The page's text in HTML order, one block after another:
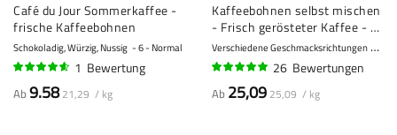
Café du Jour Sommerkaffee -
frische Kaffeebohnen
Schokoladig, Würzig, Nussig 6 - Normal
1 Bewertung
Ab9.58 21,29 / kg
Kaffeebohnen selbst mischen
- Frisch gerösteter Kaffee - 1
kg
Verschiedene Geschmacksrichtungen 10 -
26 Bewertungen
Ab 25,09 25,09 / kg